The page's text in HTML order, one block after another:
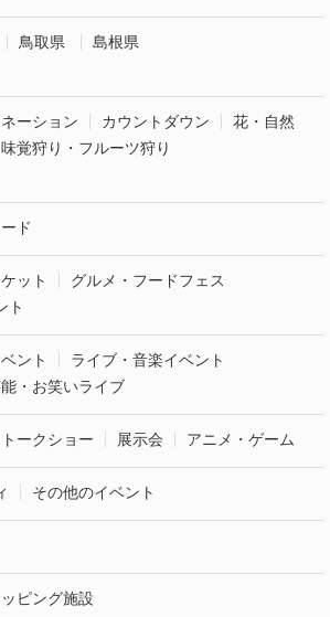
鳥取県
島根県
ーション カウントダウン
花・自然
味覚狩り・フルーツ狩り
ド
ット
グルメ・フードフェス
ト
ント
ライブ・音楽イベント
・お笑いライブ
ークショー 展示会 アニメ・ゲーム
その他のイベント
ピング施設